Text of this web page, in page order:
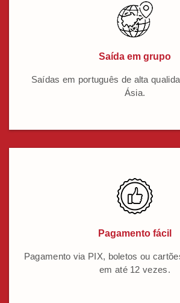
Saída em grupo
Saídas em português de alta
Ásia.
Pagamento fácil
Pagamento via PIX, boletos ou
em até 12 vezes.